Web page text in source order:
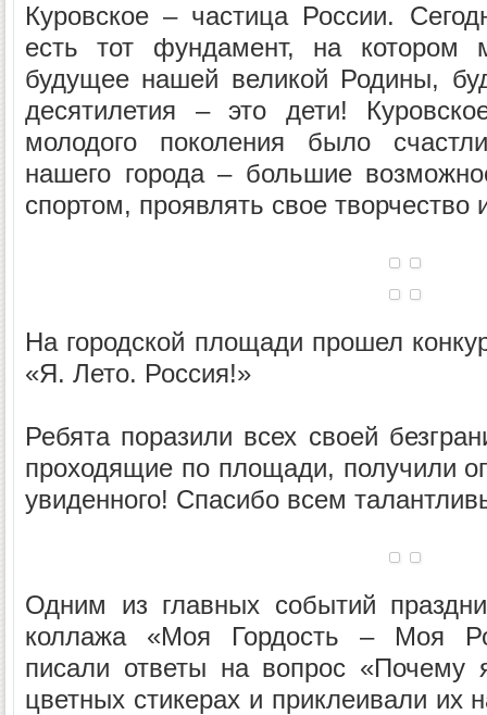
Куровское – частица России.
есть тот фундамент, на котором
будущее нашей великой Родины,
десятилетия – это дети!
молодого поколения было
нашего города – большие
спортом, проявлять свое творчество
На городской площади прошел
«Я. Лето. Россия!»
Ребята поразили всех своей
проходящие по площади, получили
увиденного! Спасибо всем
Одним из главных событий
коллажа «Моя Гордость – Моя
писали ответы на вопрос «Почему
цветных стикерах и приклеивали их